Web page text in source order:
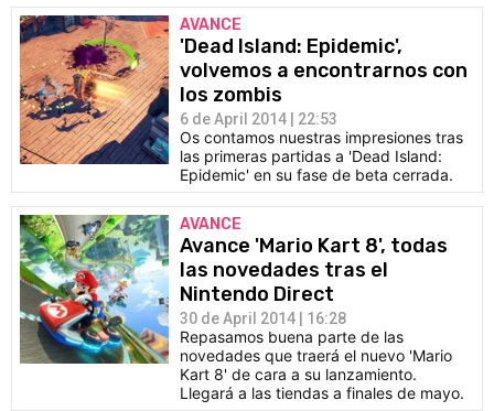
AVANCE
'Dead Island: Epidemic',
volvemos a encontrarnos con
los zombis
6 de April 2014 | 22:53
Os contamos nuestras impresiones tras
las primeras partidas a 'Dead Island:
Epidemic' en su fase de beta cerrada.
AVANCE
Avance 'Mario Kart 8', todas
las novedades tras el
Nintendo Direct
30 de April 2014 | 16:28
Repasamos buena parte de las
novedades que traerá el nuevo 'Mario
Kart 8' de cara a su lanzamiento.
Llegará a las tiendas a finales de mayo.